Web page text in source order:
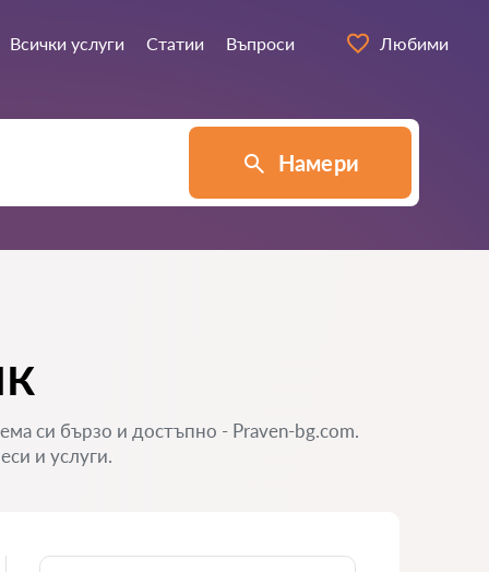
Всички услуги Статии Въпроси Любими
Намери
си бързо и достъпно - Praven-bg.com.
и услуги.